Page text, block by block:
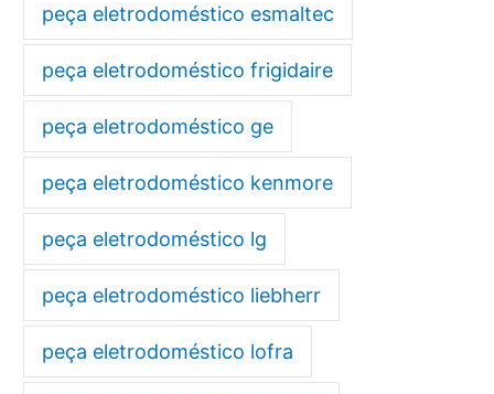
peça eletrodoméstico esmaltec
peça eletrodoméstico frigidaire
peça eletrodoméstico ge
peça eletrodoméstico kenmore
peça eletrodoméstico lg
peça eletrodoméstico liebherr
peça eletrodoméstico lofra